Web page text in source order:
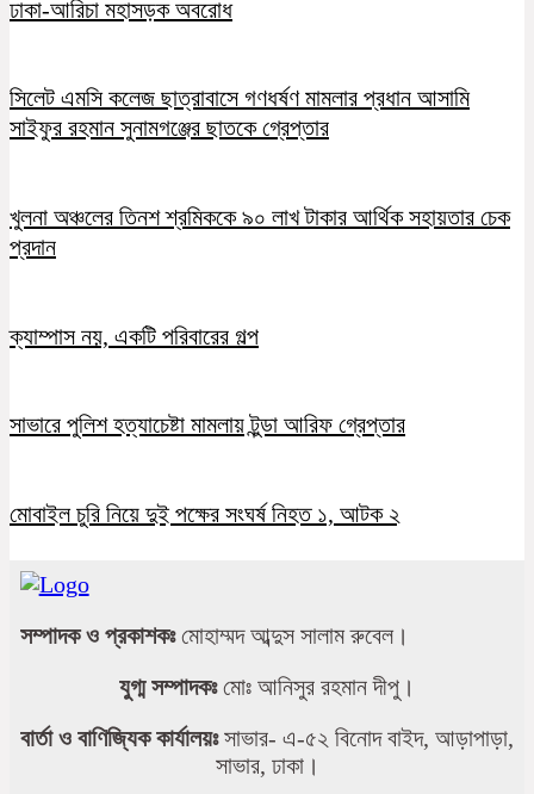
ঢাকা-আরিচা মহাসড়ক অবরোধ
সিলেট এমসি কলেজ ছাত্রাবাসে গণধর্ষণ মামলার প্রধান আসামি
সাইফুর রহমান সুনামগঞ্জের ছাতকে গ্রেপ্তার
খুলনা অঞ্চলের তিনশ শ্রমিককে ৯০ লাখ টাকার আর্থিক সহায়তার চেক
প্রদান
ক্যাম্পাস নয়, একটি পরিবারের গল্প
সাভারে পুলিশ হত্যাচেষ্টা মামলায় টুন্ডা আরিফ গ্রেপ্তার
মোবাইল চুরি নিয়ে দুই পক্ষের সংঘর্ষ নিহত ১, আটক ২
সম্পাদক ও প্রকাশকঃমোহাম্মদ আব্দুস সালাম রুবেল।
যুগ্ম সম্পাদকঃমোঃ আনিসুর রহমান দীপু।
বার্তা ও বাণিজ্যিক কার্যালয়ঃসাভার- এ-৫২ বিনোদ বাইদ, আড়াপাড়া,
সাভার, ঢাকা।